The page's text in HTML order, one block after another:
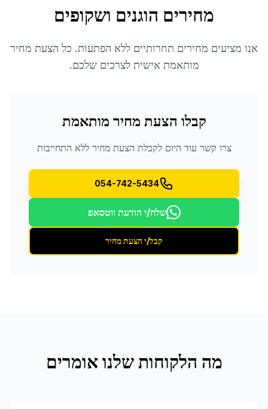
מחירים הוגנים ושקופים
אנו מציעים מחירים תחרותיים ללא הפתעות. כל הצעת מחיר
מותאמת אישית לצרכים שלכם.
קבלו הצעת מחיר מותאמת
צרו קשר עוד היום לקבלת הצעת מחיר ללא התחייבות
054-742-5434
שלח/י הודעת ווטסאפ
קבל/י הצעת מחיר
מה הלקוחות שלנו אומרים